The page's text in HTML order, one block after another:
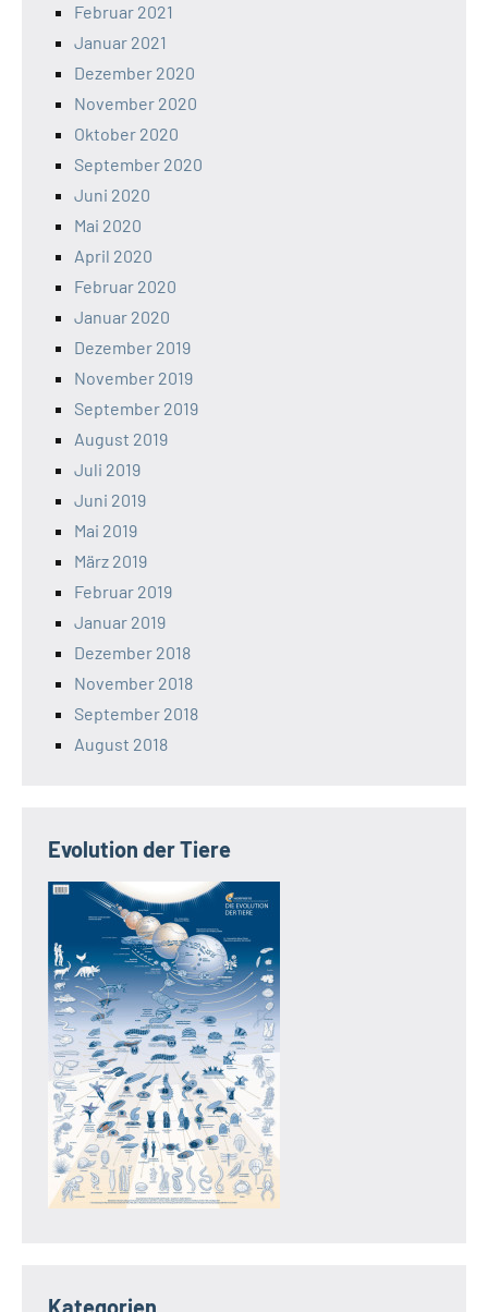
Februar 2021
Januar 2021
Dezember 2020
November 2020
Oktober 2020
September 2020
Juni 2020
Mai 2020
April 2020
Februar 2020
Januar 2020
Dezember 2019
November 2019
September 2019
August 2019
Juli 2019
Juni 2019
Mai 2019
März 2019
Februar 2019
Januar 2019
Dezember 2018
November 2018
September 2018
August 2018
Evolution der Tiere
Kategorien